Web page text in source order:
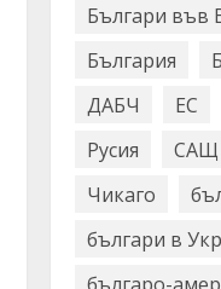
Българи във
България
ДАБЧ
ЕС
Русия
САЩ
Чикаго
българи в
българо-